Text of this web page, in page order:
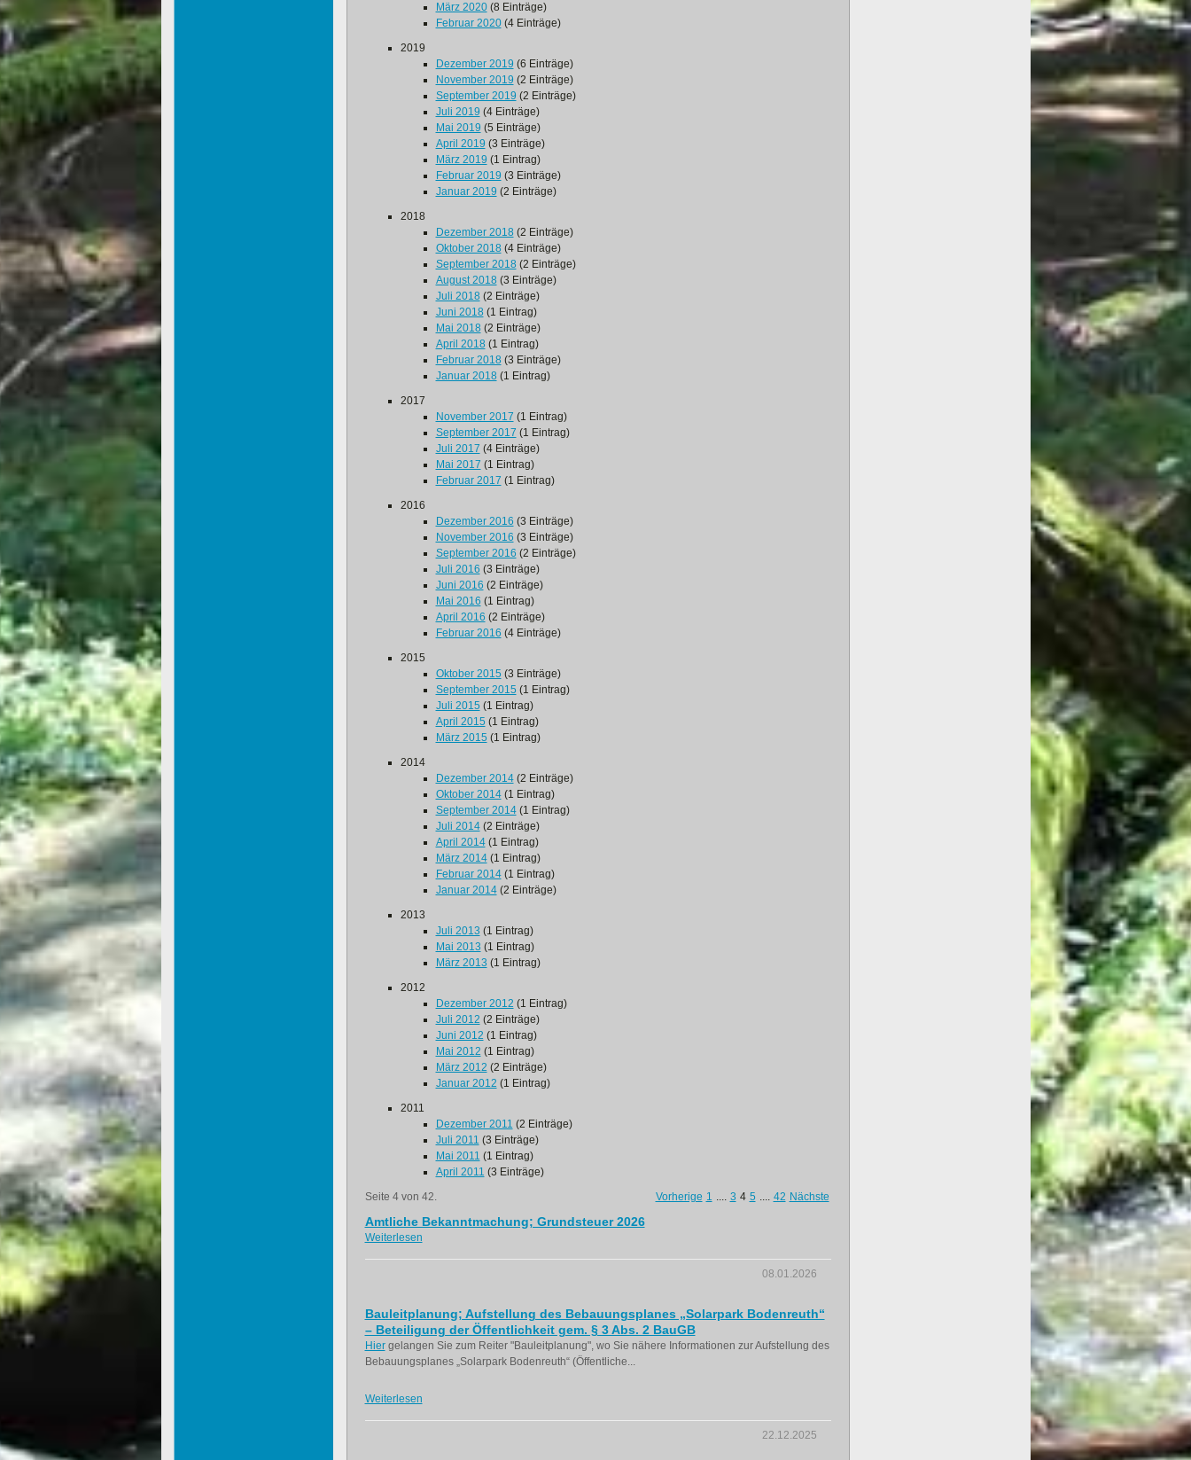
März 2020(8 Einträge)
Februar 2020(4 Einträge)
2019
Dezember 2019 (6 Einträge)
November 2019 (2 Einträge)
September 2019 (2 Einträge)
Juli 2019 (4 Einträge)
Mai 2019 (5 Einträge)
April 2019 (3 Einträge)
März 2019 (1 Eintrag)
Februar 2019 (3 Einträge)
Januar 2019 (2 Einträge)
2018
Dezember 2018(2 Einträge)
Oktober 2018(4 Einträge)
September 2018(2 Einträge)
August 2018(3 Einträge)
Juli 2018(2 Einträge)
Juni 2018(1 Eintrag)
Mai 2018(2 Einträge)
April 2018(1 Eintrag)
Februar 2018(3 Einträge)
Januar 2018(1 Eintrag)
2017
November 2017 (1 Eintrag)
September 2017 (1 Eintrag)
Juli 2017 (4 Einträge)
Mai 2017 (1 Eintrag)
Februar 2017 (1 Eintrag)
2016
Dezember 2016 (3 Einträge)
November 2016 (3 Einträge)
September 2016 (2 Einträge)
Juli 2016 (3 Einträge)
Juni 2016 (2 Einträge)
Mai 2016 (1 Eintrag)
April 2016 (2 Einträge)
Februar 2016 (4 Einträge)
2015
Oktober 2015 (3 Einträge)
September 2015 (1 Eintrag)
Juli 2015 (1 Eintrag)
April 2015 (1 Eintrag)
März 2015 (1 Eintrag)
2014
Dezember 2014(2 Einträge)
Oktober 2014(1 Eintrag)
September 2014(1 Eintrag)
Juli 2014(2 Einträge)
April 2014(1 Eintrag)
März 2014(1 Eintrag)
Februar 2014(1 Eintrag)
Januar 2014(2 Einträge)
2013
Juli 2013 (1 Eintrag)
Mai 2013 (1 Eintrag)
März 2013 (1 Eintrag)
2012
Dezember 2012 (1 Eintrag)
Juli 2012 (2 Einträge)
Juni 2012 (1 Eintrag)
Mai 2012 (1 Eintrag)
März 2012 (2 Einträge)
Januar 2012 (1 Eintrag)
2011
Dezember 2011 (2 Einträge)
Juli 2011 (3 Einträge)
Mai 2011 (1 Eintrag)
April 2011 (3 Einträge)
Seite 4 von 42.
Vorherige 1 .... 3 4 5 .... 42 Nächste
Amtliche Bekanntmachung; Grundsteuer 2026
Weiterlesen
08.01.2026
Bauleitplanung; Aufstellung des Bebauungsplanes „Solarpark Bodenreuth“
– Beteiligung der Öffentlichkeit gem. § 3 Abs. 2 BauGB
Hiergelangen Sie zum Reiter "Bauleitplanung", wo Sie nähere Informationen zur Aufstellung des
Bebauungsplanes „Solarpark Bodenreuth“ (Öffentliche...
Weiterlesen
22.12.2025